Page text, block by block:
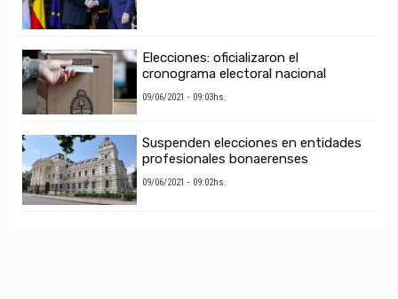
Elecciones: oficializaron el
cronograma electoral nacional
09/06/2021 - 09:03hs.
Suspenden elecciones en entidades
profesionales bonaerenses
09/06/2021 - 09:02hs.